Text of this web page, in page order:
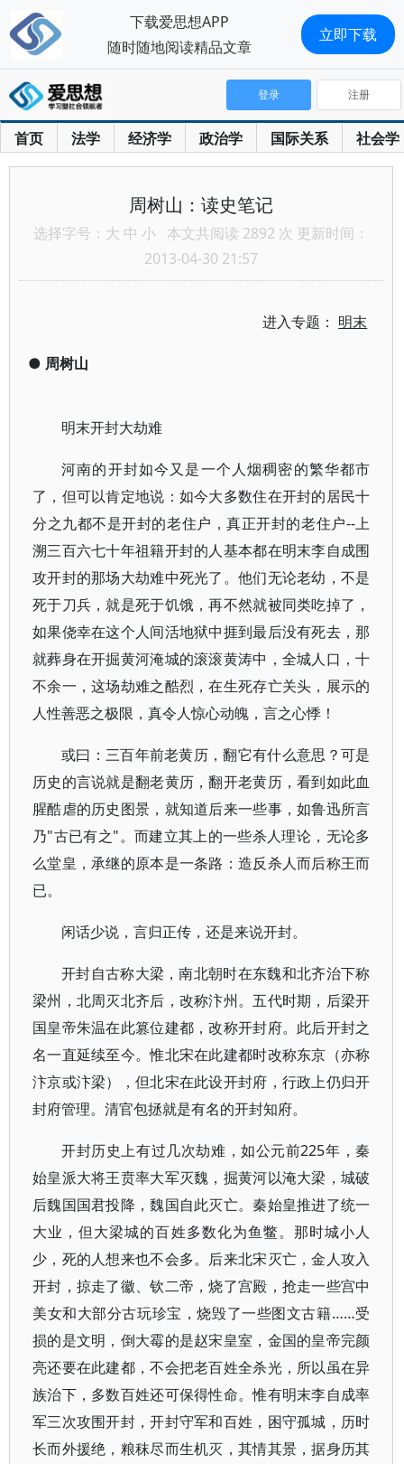
首页 法学 经济学 政治学 国际关系 社会学
登录 注册
周树山：读史笔记
选择字号： 大 中 小 本文共阅读 2892 次 更新时间：
2013-04-30 21:57
进入专题： 明末
● 周树山
明末开封大劫难
河南的开封如今又是一个人烟稠密的繁华都市
了，但可以肯定地说：如今大多数住在开封的居民十
分之九都不是开封的老住户，真正开封的老住户--上
溯三百六七十年祖籍开封的人基本都在明末李自成围
攻开封的那场大劫难中死光了。他们无论老幼，不是
死于刀兵，就是死于饥饿，再不然就被同类吃掉了，
如果侥幸在这个人间活地狱中捱到最后没有死去，那
就葬身在开掘黄河淹城的滚滚黄涛中，全城人口，十
不余一，这场劫难之酷烈，在生死存亡关头，展示的
人性善恶之极限，真令人惊心动魄，言之心悸！
或曰：三百年前老黄历，翻它有什么意思？可是
历史的言说就是翻老黄历，翻开老黄历，看到如此血
腥酷虐的历史图景，就知道后来一些事，如鲁迅所言
乃"古已有之"。而建立其上的一些杀人理论，无论多
么堂皇，承继的原本是一条路：造反杀人而后称王而
已。
闲话少说，言归正传，还是来说开封。
开封自古称大梁，南北朝时在东魏和北齐治下称
梁州，北周灭北齐后，改称汴州。五代时期，后梁开
国皇帝朱温在此篡位建都，改称开封府。此后开封之
名一直延续至今。惟北宋在此建都时改称东京（亦称
汴京或汴梁），但北宋在此设开封府，行政上仍归开
封府管理。清官包拯就是有名的开封知府。
开封历史上有过几次劫难，如公元前225年，秦
始皇派大将王贲率大军灭魏，掘黄河以淹大梁，城破
后魏国国君投降，魏国自此灭亡。秦始皇推进了统一
大业，但大梁城的百姓多数化为鱼鳖。那时城小人
少，死的人想来也不会多。后来北宋灭亡，金人攻入
开封，掠走了徽、钦二帝，烧了宫殿，抢走一些宫中
美女和大部分古玩珍宝，烧毁了一些图文古籍……受
损的是文明，倒大霉的是赵宋皇室，金国的皇帝完颜
亮还要在此建都，不会把老百姓全杀光，所以虽在异
族治下，多数百姓还可保得性命。惟有明末李自成率
军三次攻围开封，开封守军和百姓，困守孤城，历时
长而外援绝，粮秣尽而生机灭，其情其景，据身历其
下载爱思想APP
随时随地阅读精品文章
立即下载